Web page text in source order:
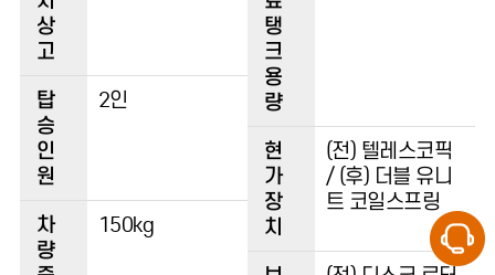
상
고
탑
승
인
원
2인
차
량
150kg
탱
크
용
량
현
가
장
치
(전) 텔레스코픽
/ (후) 더블 유니
트 코일스프링